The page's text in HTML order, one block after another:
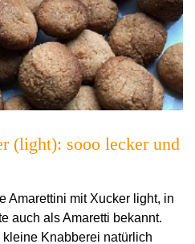
(light): sooo lecker und
Amarettini mit Xucker light, in
auch als Amaretti bekannt.
Knabberei natürlich